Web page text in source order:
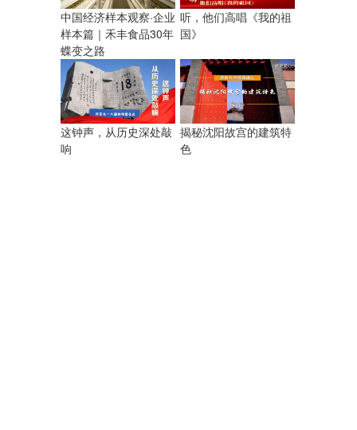
中国经济样本观察·企业
样本篇｜禾丰食品30年
蝶变之路
听，他们高唱《我的祖
国》
这钟声，从历史深处敲
响
揭秘沈阳故宫的建筑特
色